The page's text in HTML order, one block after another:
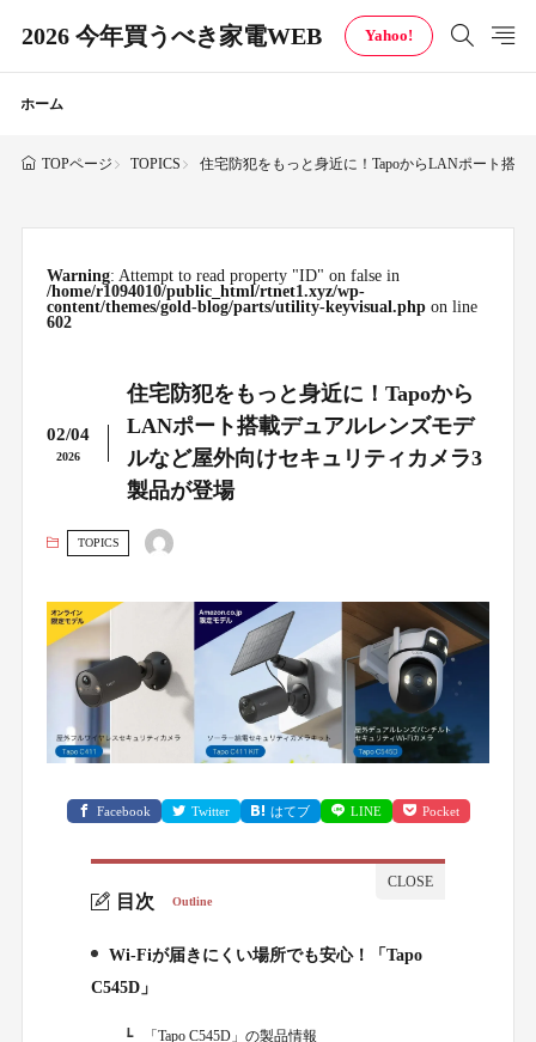
2026 今年買うべき家電WEB Yahoo!
ホーム
TOPページ TOPICS 住宅防犯をもっと身近に！TapoからLANポート搭
Warning: Attempt to read property "ID" on false in
/home/r1094010/public_html/rtnet1.xyz/wp-
content/themes/gold-blog/parts/utility-keyvisual.phpon line
602
02/04
2026
住宅防犯をもっと身近に！Tapoから
LANポート搭載デュアルレンズモデ
ルなど屋外向けセキュリティカメラ3
製品が登場
TOPICS
Facebook Twitter はてブ LINE Pocket
目次 Outline
Wi-Fiが届きにくい場所でも安心！「Tapo
C545D」
1-1.「Tapo C545D」の製品情報